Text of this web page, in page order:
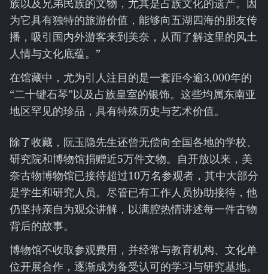
族以及兄弟民族的文物，尤其是占族文化的遗产。因
为它具有独特的旅游价值，能够向五湖四海的朋友传
播，吸引国内外游客来到美奈，从而了解这里的风土
人情与文化底蕴。”
在馆藏中，尤为引人注目的是一套距今逾3,000年的
“二十键石琴”以及占族皇室的银饰。这些均属东南亚
地区罕见的珍品，具有特殊历史与艺术价值。
除了收藏，阮玉隐先生还曾无偿向全国各地的学校、
研究院和博物馆捐赠近5万件文物。自开放以来，美
奈古物博物馆已接待超过10万名参观者，其中大部分
是学生和研究人员。尽管已有工作人员协助接待，他
仍坚持亲自为观众讲解，以满腔热情讲述每一件古物
背后的故事。
博物馆不收取参观费用，并经常与教育机构、文化单
位开展合作，逐渐成为备受认可的学习与研究基地。